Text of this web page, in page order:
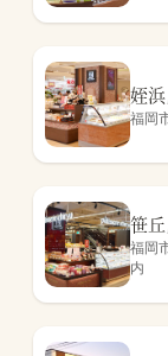
姪
福岡
笹
福岡
内